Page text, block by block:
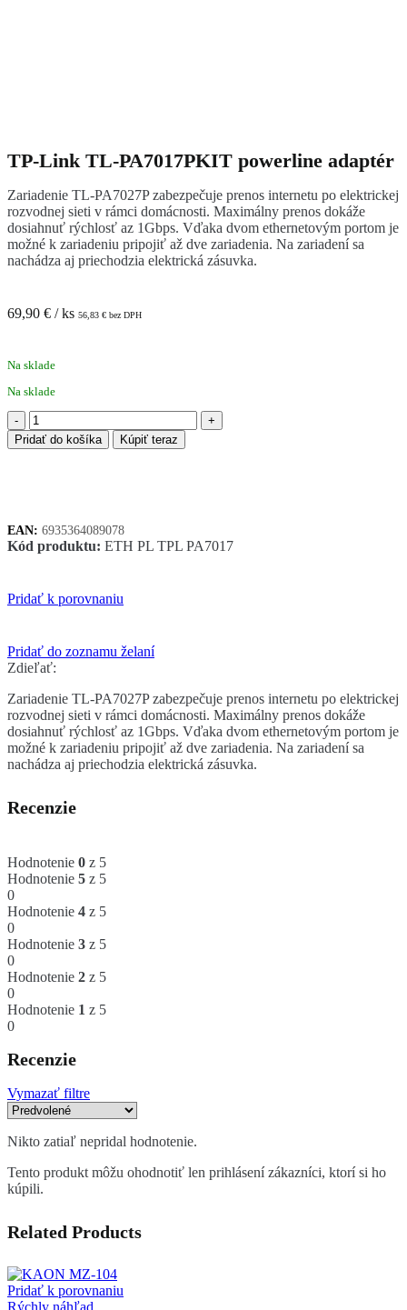
TP-Link TL-PA7017PKIT powerline adaptér
Zariadenie TL-PA7027P zabezpečuje prenos internetu po elektrickej
rozvodnej sieti v rámci domácnosti. Maximálny prenos dokáže
dosiahnuť rýchlosť az 1Gbps. Vďaka dvom ethernetovým portom je
možné k zariadeniu pripojiť až dve zariadenia. Na zariadení sa
nachádza aj priechodzia elektrická zásuvka.
69,90 € / ks 56,83 € bez DPH
Na sklade
Na sklade
množstvo
TP-
Link
Pridať do košíka Kúpiť teraz
EAN: 6935364089078
Kód produktu: ETH PL TPL PA7017
Pridať k porovnaniu
Pridať do zoznamu želaní
Zdieľať:
Zariadenie TL-PA7027P zabezpečuje prenos internetu po elektrickej
rozvodnej sieti v rámci domácnosti. Maximálny prenos dokáže
dosiahnuť rýchlosť az 1Gbps. Vďaka dvom ethernetovým portom je
možné k zariadeniu pripojiť až dve zariadenia. Na zariadení sa
nachádza aj priechodzia elektrická zásuvka.
Recenzie
Hodnotenie 0 z 5
Hodnotenie 5 z 5
0
Hodnotenie 4 z 5
0
Hodnotenie 3 z 5
0
Hodnotenie 2 z 5
0
Hodnotenie 1 z 5
0
Recenzie
Vymazať filtre
Nikto zatiaľ nepridal hodnotenie.
Tento produkt môžu ohodnotiť len prihlásení zákazníci, ktorí si ho
kúpili.
Related Products
Pridať k porovnaniu